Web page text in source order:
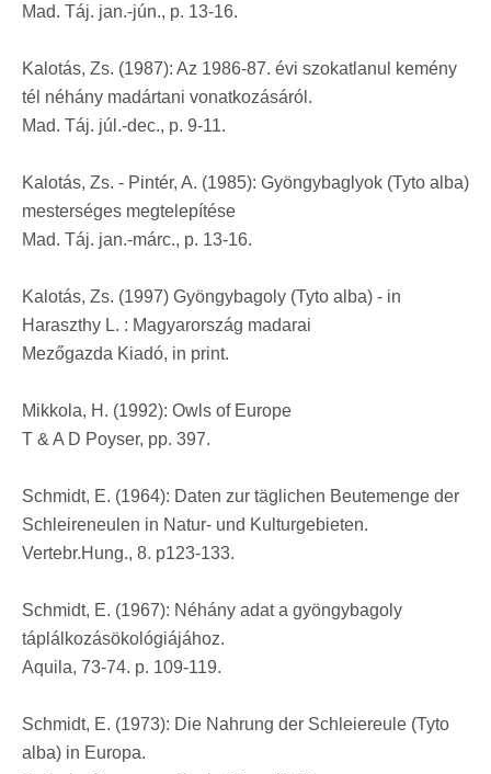
Mad. Táj. jan.-jún., p. 13-16.
Kalotás, Zs. (1987): Az 1986-87. évi szokatlanul kemény
tél néhány madártani vonatkozásáról.
Mad. Táj. júl.-dec., p. 9-11.
Kalotás, Zs. - Pintér, A. (1985): Gyöngybaglyok (Tyto alba)
mesterséges megtelepítése
Mad. Táj. jan.-márc., p. 13-16.
Kalotás, Zs. (1997) Gyöngybagoly (Tyto alba) - in
Haraszthy L. : Magyarország madarai
Mezőgazda Kiadó, in print.
Mikkola, H. (1992): Owls of Europe
T & A D Poyser, pp. 397.
Schmidt, E. (1964): Daten zur täglichen Beutemenge der
Schleireneulen in Natur- und Kulturgebieten.
Vertebr.Hung., 8. p123-133.
Schmidt, E. (1967): Néhány adat a gyöngybagoly
táplálkozásökológiájához.
Aquila, 73-74. p. 109-119.
Schmidt, E. (1973): Die Nahrung der Schleiereule (Tyto
alba) in Europa.